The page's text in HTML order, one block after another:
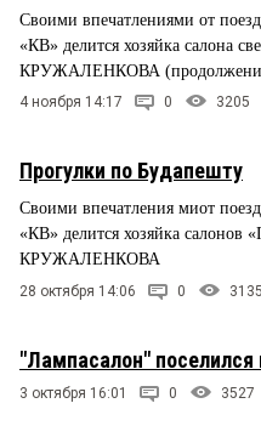
Своими впечатлениями от
«КВ» делится хозяйка салона
КРУЖАЛЕНКОВА
4 ноября 14:17 0 3205
Прогулки по Будапешту
Своими впечатления миот
«КВ» делится хозяйка салонов
КРУЖАЛЕНКОВА
28 октября 14:06 0 3135
"Лампасалон" поселился
3 октября 16:01 0 3527